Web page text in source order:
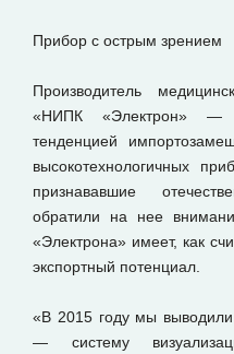
Прибор с острым зрением
Производитель
«НИПК «Электрон» —
тенденцией
высокотехнологичных
признававшие
обратили на нее
«Электрона» имеет, как
экспортный потенциал.
«В 2015 году мы
— систему